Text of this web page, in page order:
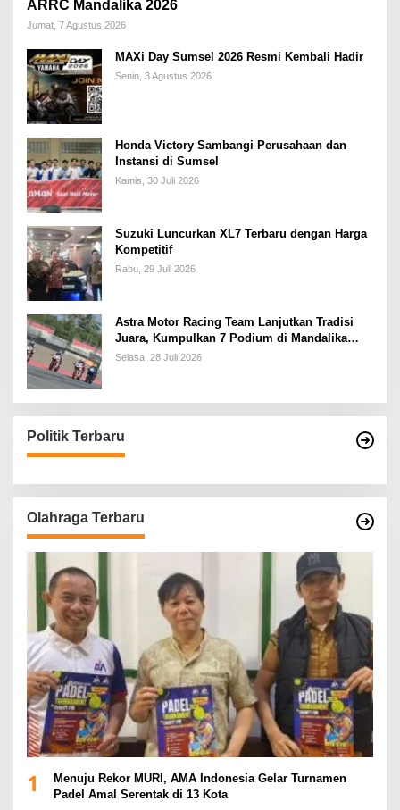
ARRC Mandalika 2026
Jumat, 7 Agustus 2026
MAXi Day Sumsel 2026 Resmi Kembali Hadir
Senin, 3 Agustus 2026
Honda Victory Sambangi Perusahaan dan
Instansi di Sumsel
Kamis, 30 Juli 2026
Suzuki Luncurkan XL7 Terbaru dengan Harga
Kompetitif
Rabu, 29 Juli 2026
Astra Motor Racing Team Lanjutkan Tradisi
Juara, Kumpulkan 7 Podium di Mandalika
Racing Series Putaran ke 3
Selasa, 28 Juli 2026
Politik Terbaru
Olahraga Terbaru
1
Menuju Rekor MURI, AMA Indonesia Gelar Turnamen
Padel Amal Serentak di 13 Kota